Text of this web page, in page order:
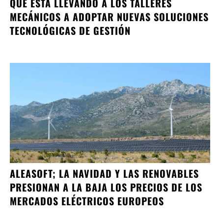
MECÁNICOS A ADOPTAR NUEVAS SOLUCIONES
TECNOLÓGICAS DE GESTIÓN
ALEASOFT; LA NAVIDAD Y LAS RENOVABLES
PRESIONAN A LA BAJA LOS PRECIOS DE LOS
MERCADOS ELÉCTRICOS EUROPEOS